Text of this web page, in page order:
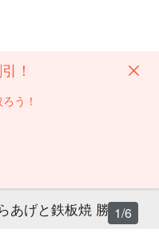
！
う！
あげと鉄板焼 勝男1/6